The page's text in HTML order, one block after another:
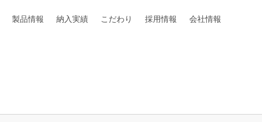
製品情報 納入実績 こだわり 採用情報 会社情報